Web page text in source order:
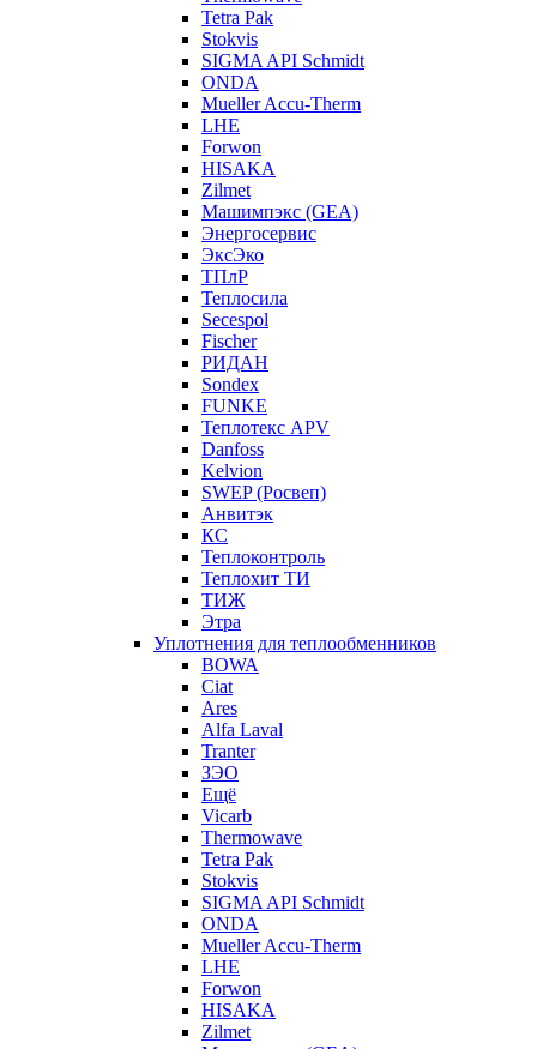
Tetra Pak
Stokvis
SIGMA API Schmidt
ONDA
Mueller Accu-Therm
LHE
Forwon
HISAKA
Zilmet
Машимпэкс (GEA)
Энергосервис
ЭксЭко
ТПлР
Теплосила
Secespol
Fischer
РИДАН
Sondex
FUNKE
Теплотекс APV
Danfoss
Kelvion
SWEP (Росвеп)
Анвитэк
КС
Теплоконтроль
Теплохит ТИ
ТИЖ
Этра
Уплотнения для теплообменников
BOWA
Ciat
Ares
Alfa Laval
Tranter
ЗЭО
Ещё
Vicarb
Thermowave
Tetra Pak
Stokvis
SIGMA API Schmidt
ONDA
Mueller Accu-Therm
LHE
Forwon
HISAKA
Zilmet